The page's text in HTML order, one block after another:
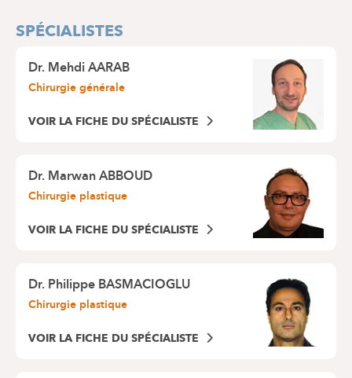
SPÉCIALISTES
Dr.Mehdi AARAB
Chirurgie générale
VOIR LA FICHE DU SPÉCIALISTE
Dr.Marwan ABBOUD
Chirurgie plastique
VOIR LA FICHE DU SPÉCIALISTE
Dr.Philippe BASMACIOGLU
Chirurgie plastique
VOIR LA FICHE DU SPÉCIALISTE